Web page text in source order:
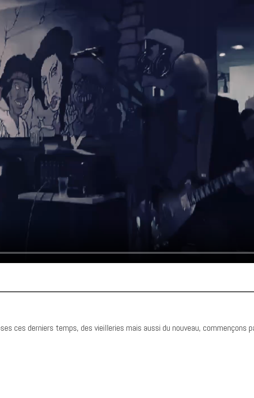
ces derniers temps, des vieilleries mais aussi du nouveau, commençons